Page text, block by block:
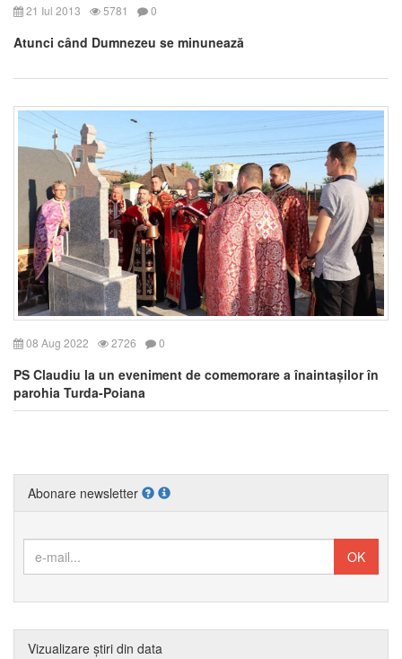
21 Iul 2013 5781 0
Atunci când Dumnezeu se minunează
08 Aug 2022 2726 0
PS Claudiu la un eveniment de comemorare a înaintașilor în
parohia Turda-Poiana
Abonare newsletter
Vizualizare știri din data